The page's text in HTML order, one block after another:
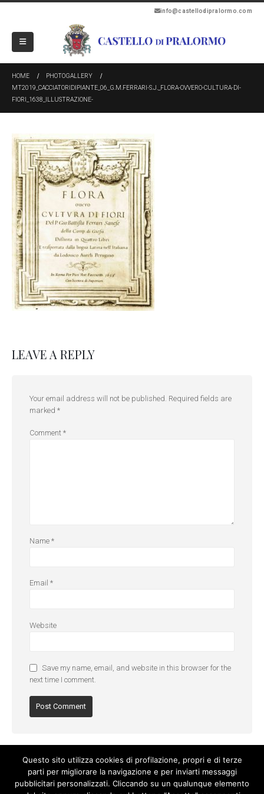
info@castellodipralormo.com
HOME
PHOTOGALLERY
MT2019_CACCIATORIDIPIANTE_06_G.M.FERRARI-S.J._FLORA-OVVERO-CULTURA-DI-
FIORI_1638_ILLUSTRAZIONE-
LEAVE A REPLY
Your email address will not be published. Required fields are
marked *
Comment *
Name *
Email *
Website
Save my name, email, and website in this browser for the
next time I comment.
Questo sito utilizza cookies di profilazione, propri e di terze
parti per migliorare la navigazione e per inviarti messaggi
pubblicitari personalizzati. Cliccando su un qualunque elemento